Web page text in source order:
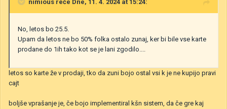
nimious reče Dne, 11. 4. 2024 at 15:24:
No, letos bo 25.5.
Upam da letos ne bo 50% folka ostalo zunaj, ker bi bile vse karte
prodane do 1ih tako kot se je lani zgodilo....
letos so karte že v prodaji, tko da zuni bojo ostal vsi k je ne kupijo pravi
cajt
boljše vprašanje je, če bojo implementiral kšn sistem, da če gre kaj